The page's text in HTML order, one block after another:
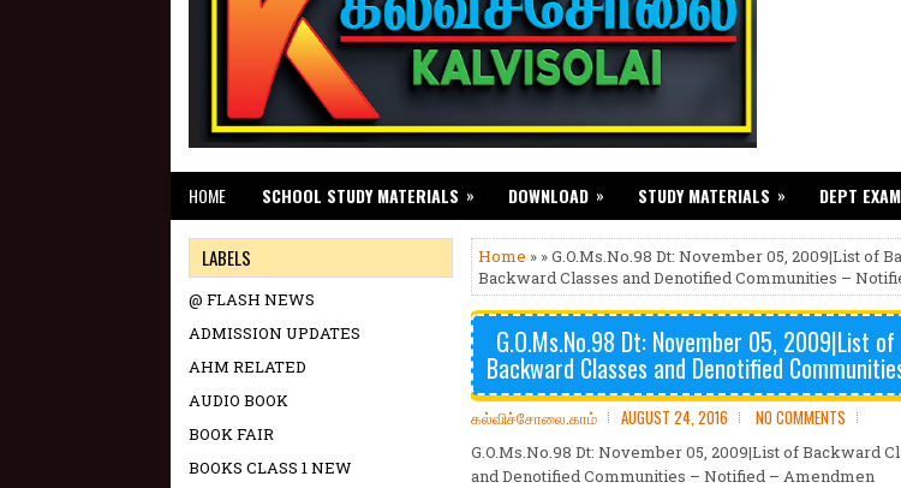
HOME SCHOOL STUDY MATERIALS » DOWNLOAD » STUDY MATERIALS » DEPT EXAM
Home » » G.O.Ms.No.98 Dt: November 05, 2009|List of
Backward Classes and Denotified Communities –
G.O.Ms.No.98 Dt: November 05, 2009|List
Backward Classes and Denotified
கல்விச்சோலை.காம் AUGUST 24, 2016 NO COMMENTS
G.O.Ms.No.98 Dt: November 05, 2009|List of Backward
and Denotified Communities – Notified – Amendmen
LABELS
@ FLASH NEWS
ADMISSION UPDATES
AHM RELATED
AUDIO BOOK
BOOK FAIR
BOOKS CLASS 1 NEW